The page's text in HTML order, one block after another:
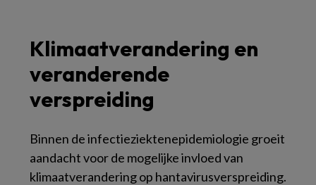
Klimaatverandering en
veranderende
verspreiding
Binnen de infectieziektenepidemiologie groeit
aandacht voor de mogelijke invloed van
klimaatverandering op hantavirusverspreiding.